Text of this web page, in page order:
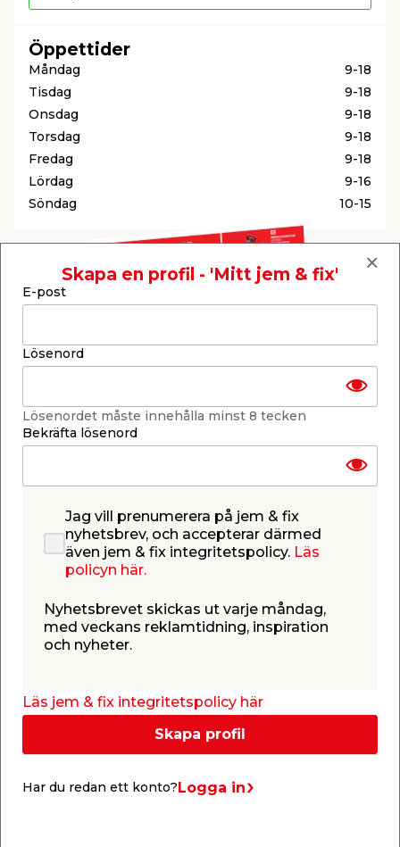
Öppettider
Måndag
9-18
Tisdag
9-18
Onsdag
9-18
Torsdag
9-18
Fredag
9-18
Lördag
9-16
Söndag
10-15
Reklamtidning
Skapa en profil - 'Mitt jem & fix'
E-post
Lösenord
Lösenordet måste innehålla minst 8 tecken
Bekräfta lösenord
Jag vill prenumerera på jem & fix
nyhetsbrev, och accepterar därmed
även jem & fix integritetspolicy. Läs
policyn här.
Nyhetsbrevet skickas ut varje måndag,
med veckans reklamtidning, inspiration
och nyheter.
Läs jem & fix integritetspolicy här
Skapa profil
Har du redan ett konto?Logga in